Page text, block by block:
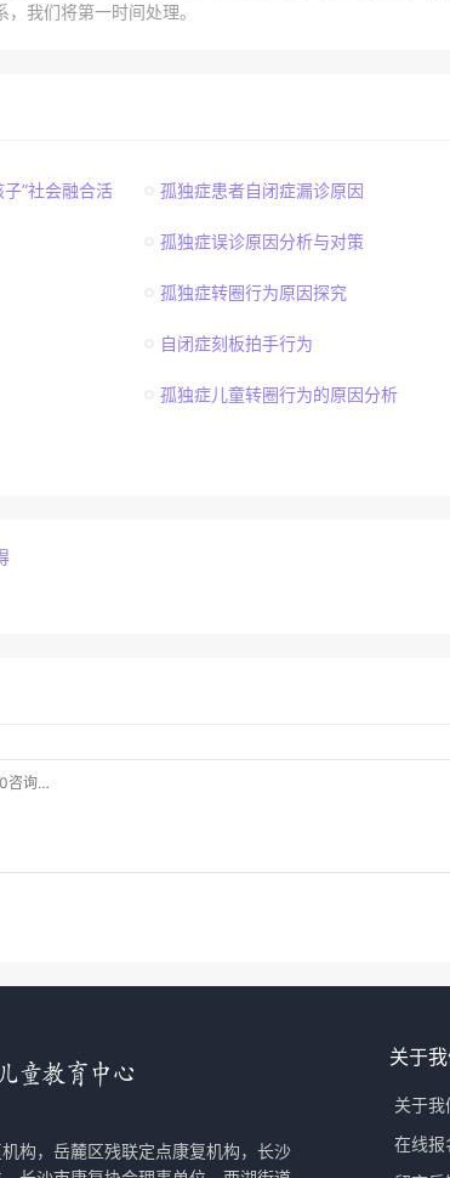
我们将第一时间处理。
”社会融合活
孤独症患者自闭症漏诊原因
孤独症误诊原因分析与对策
孤独症转圈行为原因探究
自闭症刻板拍手行为
孤独症儿童转圈行为的原因分析
构，岳麓区残联定点康复机构，长沙
关于
关于我
在线报